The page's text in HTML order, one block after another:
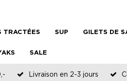
TRACTÉES SUP GILETS DE
SALE
Livraison en 2-3 jours